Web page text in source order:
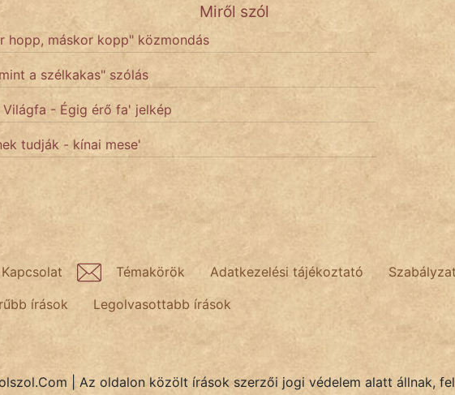
Miről szól
hopp, máskor kopp" közmondás
a szélkakas" szólás
- Égig érő fa' jelkép
tudják - kínai mese'
Kapcsolat Témakörök Adatkezelési tájékoztató
Szabályzat
írások
Legolvasottabb írások
| Az oldalon közölt írások szerzői jogi védelem alatt állnak,